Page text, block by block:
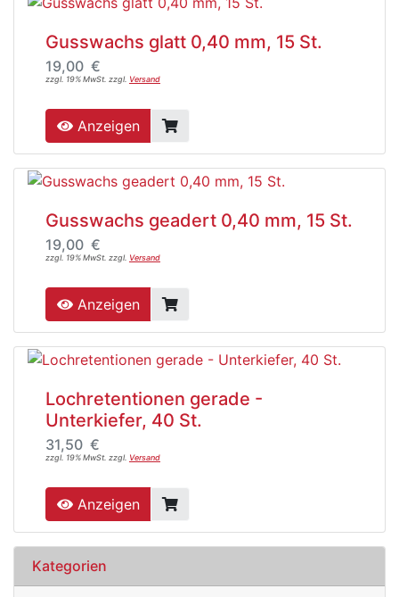
Gusswachs glatt 0,40 mm, 15 St.
19,00 €
zzgl. 19% MwSt. zzgl. Versand
Anzeigen
Gusswachs geadert 0,40 mm, 15 St.
19,00 €
zzgl. 19% MwSt. zzgl. Versand
Anzeigen
Lochretentionen gerade -
Unterkiefer, 40 St.
31,50 €
zzgl. 19% MwSt. zzgl. Versand
Anzeigen
Kategorien